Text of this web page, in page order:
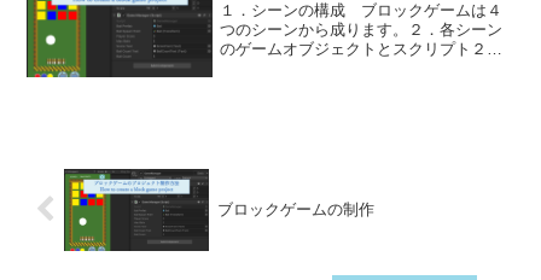
１．シーンの構成 ブロックゲームは４
つのシーンから成ります。２．各シーン
のゲームオブジェクトとスクリプト２．
ブロックゲームの制作